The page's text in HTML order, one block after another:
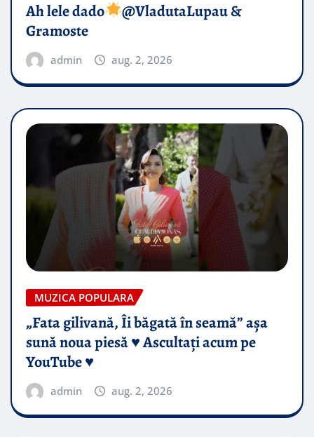
Ah lele dado​
@VladutaLupau &
Gramoste
admin aug. 2, 2026
MUZICA POPULARA
„Fata gilivană, Îi băgată în seamă” așa
sună noua piesă ♥️ Ascultați acum pe
YouTube ♥️
admin aug. 2, 2026